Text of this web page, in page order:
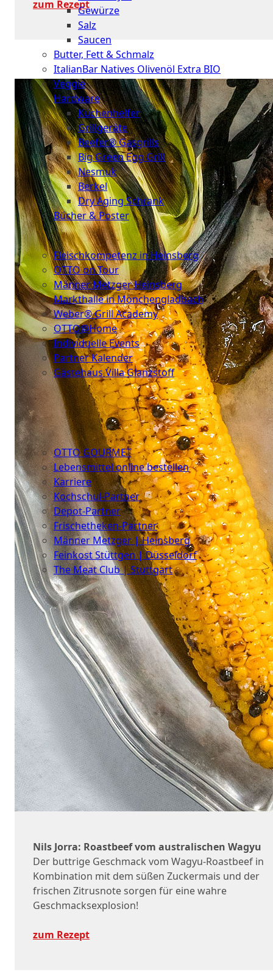
Gewürze
Salz
Saucen
Butter, Fett & Schmalz
ItalianBar Natives Olivenöl Extra BIO
Veggie
Hardware
Küchenhelfer
Grillgeräte
Beefer® Gasgrills
Big Green Egg Grill
Nesmuk
Berkel
Dry Aging Schrank
Bücher & Poster
Events
Fleischkompetenz in Heinsberg
OTTO on Tour
Männer Metzger Heinsberg
Markthalle in Mönchengladbach
Weber® Grill Academy
OTTO@Home
Individuelle Events
Partner Kalender
Gästehaus Villa Glanzstoff
Gutscheine
Über
uns
OTTO GOURMET
Lebensmittel online bestellen
Karriere
Kochschul-Partner
Depot-Partner
Frischetheken-Partner
Männer Metzger | Heinsberg
Feinkost Stüttgen | Düsseldorf
The Meat Club | Stuttgart
Geschäftskunden
zum Rezept
Nils Jorra: Roastbeef vom australischen Wagyu
Der buttrige Geschmack vom Wagyu-Roastbeef in
Kombination mit dem süßen Zuckermais und der
frischen Zitrusnote sorgen für eine wahre
Geschmacksexplosion!
zum Rezept